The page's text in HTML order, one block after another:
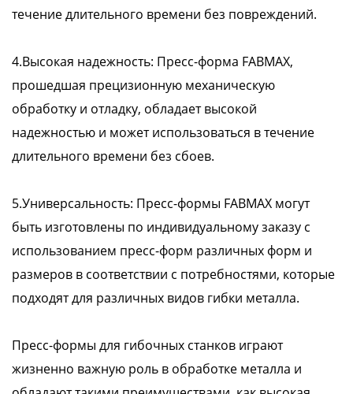
течение длительного времени без повреждений.
4.Высокая надежность: Пресс-форма FABMAX,
прошедшая прецизионную механическую
обработку и отладку, обладает высокой
надежностью и может использоваться в течение
длительного времени без сбоев.
5.Универсальность: Пресс-формы FABMAX могут
быть изготовлены по индивидуальному заказу с
использованием пресс-форм различных форм и
размеров в соответствии с потребностями, которые
подходят для различных видов гибки металла.
Пресс-формы для гибочных станков играют
жизненно важную роль в обработке металла и